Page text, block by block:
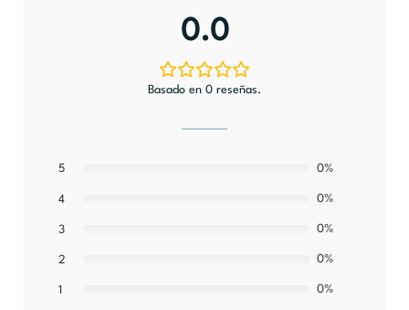
0.0
Basado en 0 reseñas.
5 0%
4 0%
3 0%
2 0%
1 0%